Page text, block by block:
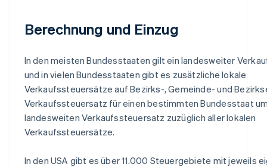
Berechnung und Einzug
In den meisten Bundesstaaten gilt ein landesweiter
und in vielen Bundesstaaten gibt es zusätzliche lokale
Verkaufssteuersätze auf Bezirks-, Gemeinde- und
Verkaufssteuersatz für einen bestimmten Bundesstaat
landesweiten Verkaufssteuersatz zuzüglich aller lokalen
Verkaufssteuersätze.
In den USA gibt es über 11.000 Steuergebiete mit jeweils